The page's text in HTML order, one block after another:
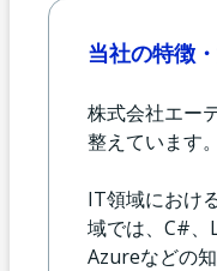
当社の特徴
株式会社エー
整えています。
IT領域におけ
域では、C#、
Azureなどの